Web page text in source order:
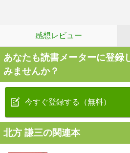
感想レビュー
あなたも読書メーターに登録
みませんか？
今すぐ登録する（無料）
北方 謙三の関連本